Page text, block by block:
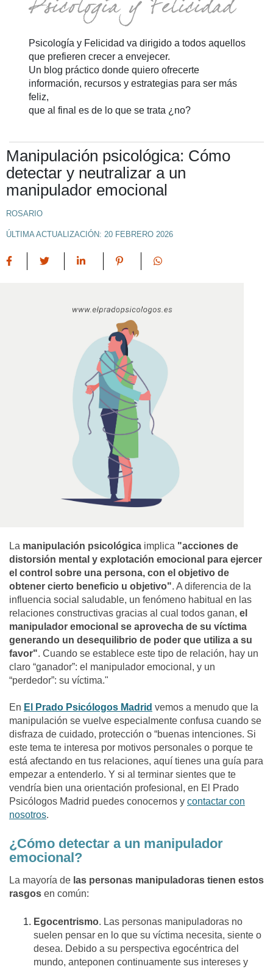
Psicología y Felicidad va dirigido a todos aquellos
que prefieren crecer a envejecer.
Un blog práctico donde quiero ofrecerte
información, recursos y estrategias para ser más
feliz,
que al final es de lo que se trata ¿no?
Manipulación psicológica: Cómo
detectar y neutralizar a un
manipulador emocional
ROSARIO
ÚLTIMA ACTUALIZACIÓN: 20 FEBRERO 2026
La manipulación psicológica implica "acciones de
distorsión mental y explotación emocional para ejercer
el control sobre una persona, con el objetivo de
obtener cierto beneficio u objetivo". A diferencia de la
influencia social saludable, un fenómeno habitual en las
relaciones constructivas gracias al cual todos ganan, el
manipulador emocional se aprovecha de su víctima
generando un desequilibrio de poder que utiliza a su
favor". Cuando se establece este tipo de relación, hay un
claro “ganador”: el manipulador emocional, y un
“perdedor”: su víctima."
En El Prado Psicólogos Madrid vemos a menudo que la
manipulación se vuelve especialmente confusa cuando se
disfraza de cuidado, protección o “buenas intenciones. Si
este tema te interesa por motivos personales o porque te
está afectando en tus relaciones, aquí tienes una guía para
empezar a entenderlo. Y si al terminar sientes que te
vendría bien una orientación profesional, en El Prado
Psicólogos Madrid puedes conocernos y contactar con
nosotros.
¿Cómo detectar a un manipulador
emocional?
La mayoría de las personas manipuladoras tienen estos
rasgos en común:
Egocentrismo. Las personas manipuladoras no
suelen pensar en lo que su víctima necesita, siente o
desea. Debido a su perspectiva egocéntrica del
mundo, anteponen continuamente sus intereses y